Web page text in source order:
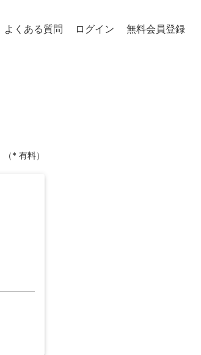
よくある質問 ログイン 無料会員登録
（* 有料）